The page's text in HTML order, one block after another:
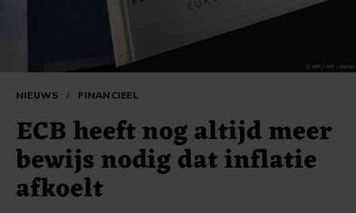
NIEUWS / FINANCIEEL
ECB heeft nog altijd meer
bewijs nodig dat inflatie
afkoelt